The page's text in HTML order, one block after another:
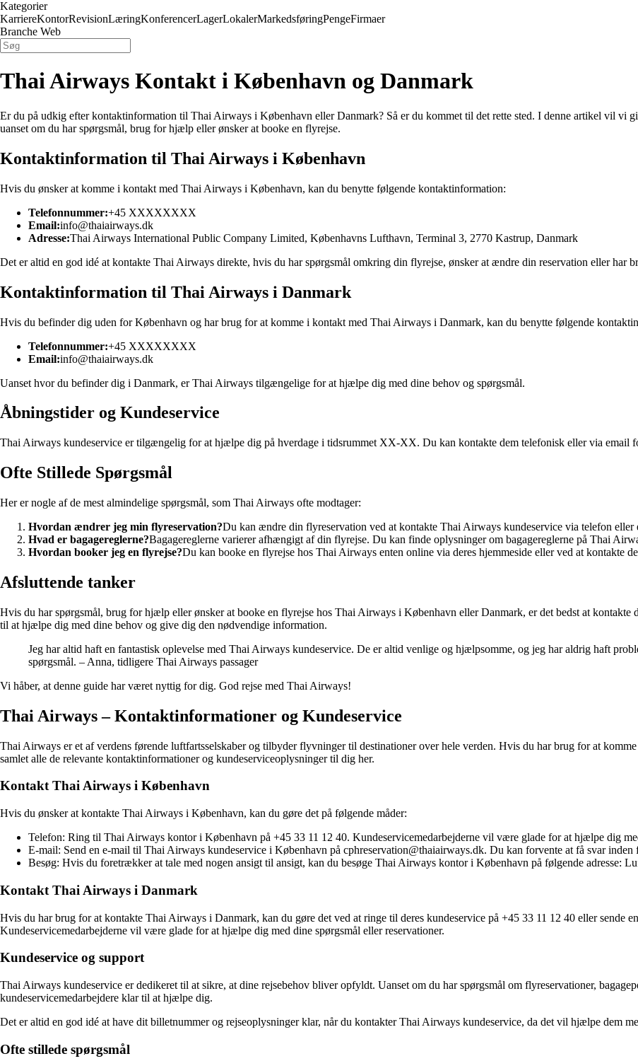
Kategorier
KarriereKontorRevisionLæringKonferencerLagerLokalerMarkedsføringPengeFirmaer
Branche Web
Thai Airways Kontakt i København og Danmark
Er du på udkig efter kontaktinformation til Thai Airways i København eller Danmark? Så er du kommet til det rette sted. I denne artikel vil vi
uanset om du har spørgsmål, brug for hjælp eller ønsker at booke en flyrejse.
Kontaktinformation til Thai Airways i København
Hvis du ønsker at komme i kontakt med Thai Airways i København, kan du benytte følgende kontaktinformation:
Telefonnummer:+45 XXXXXXXX
Email:info@thaiairways.dk
Adresse:Thai Airways International Public Company Limited, Københavns Lufthavn, Terminal 3, 2770 Kastrup, Danmark
Det er altid en god idé at kontakte Thai Airways direkte, hvis du har spørgsmål omkring din flyrejse, ønsker at ændre din reservation eller har
Kontaktinformation til Thai Airways i Danmark
Hvis du befinder dig uden for København og har brug for at komme i kontakt med Thai Airways i Danmark, kan du benytte følgende
Telefonnummer:+45 XXXXXXXX
Email:info@thaiairways.dk
Uanset hvor du befinder dig i Danmark, er Thai Airways tilgængelige for at hjælpe dig med dine behov og spørgsmål.
Åbningstider og Kundeservice
Thai Airways kundeservice er tilgængelig for at hjælpe dig på hverdage i tidsrummet XX-XX. Du kan kontakte dem telefonisk eller via email
Ofte Stillede Spørgsmål
Her er nogle af de mest almindelige spørgsmål, som Thai Airways ofte modtager:
Hvordan ændrer jeg min flyreservation?Du kan ændre din flyreservation ved at kontakte Thai Airways kundeservice via telefon
Hvad er bagagereglerne?Bagagereglerne varierer afhængigt af din flyrejse. Du kan finde oplysninger om bagagereglerne på Thai
Hvordan booker jeg en flyrejse?Du kan booke en flyrejse hos Thai Airways enten online via deres hjemmeside eller ved at kontakte
Afsluttende tanker
Hvis du har spørgsmål, brug for hjælp eller ønsker at booke en flyrejse hos Thai Airways i København eller Danmark, er det bedst at
til at hjælpe dig med dine behov og give dig den nødvendige information.
Jeg har altid haft en fantastisk oplevelse med Thai Airways kundeservice. De er altid venlige og hjælpsomme, og jeg har aldrig haft
spørgsmål. – Anna, tidligere Thai Airways passager
Vi håber, at denne guide har været nyttig for dig. God rejse med Thai Airways!
Thai Airways – Kontaktinformationer og Kundeservice
Thai Airways er et af verdens førende luftfartsselskaber og tilbyder flyvninger til destinationer over hele verden. Hvis du har brug for at
samlet alle de relevante kontaktinformationer og kundeserviceoplysninger til dig her.
Kontakt Thai Airways i København
Hvis du ønsker at kontakte Thai Airways i København, kan du gøre det på følgende måder:
Telefon: Ring til Thai Airways kontor i København på +45 33 11 12 40. Kundeservicemedarbejderne vil være glade for at hjælpe dig
E-mail: Send en e-mail til Thai Airways kundeservice i København på cphreservation@thaiairways.dk. Du kan forvente at få svar inden
Besøg: Hvis du foretrækker at tale med nogen ansigt til ansigt, kan du besøge Thai Airways kontor i København på følgende adresse:
Kontakt Thai Airways i Danmark
Hvis du har brug for at kontakte Thai Airways i Danmark, kan du gøre det ved at ringe til deres kundeservice på +45 33 11 12 40 eller sende
Kundeservicemedarbejderne vil være glade for at hjælpe dig med dine spørgsmål eller reservationer.
Kundeservice og support
Thai Airways kundeservice er dedikeret til at sikre, at dine rejsebehov bliver opfyldt. Uanset om du har spørgsmål om flyreservationer,
kundeservicemedarbejdere klar til at hjælpe dig.
Det er altid en god idé at have dit billetnummer og rejseoplysninger klar, når du kontakter Thai Airways kundeservice, da det vil hjælpe dem
Ofte stillede spørgsmål